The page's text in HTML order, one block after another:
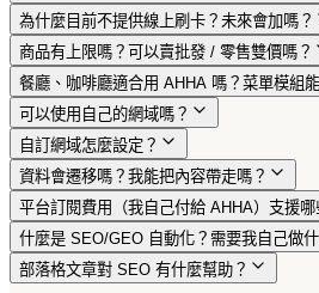
為什麼目前不提供線上刷卡？未來會加嗎？
商品有上限嗎？可以賣批發 / 零售雙價嗎？
餐廳、咖啡廳適合用 AHHA 嗎？菜單模組
可以使用自己的網域嗎？
自訂網域怎麼設定？
資料會遷移嗎？我能把內容帶走嗎？
平台訂閱費用（我自己付給 AHHA）支援哪
什麼是 SEO/GEO 自動化？需要我自己做
部落格文章對 SEO 有什麼幫助？